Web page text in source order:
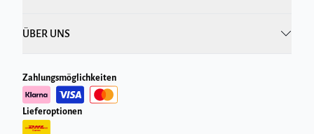
ÜBER UNS
Zahlungsmöglichkeiten
Lieferoptionen